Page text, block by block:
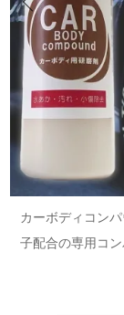
カーボディコン
子配合の専用コ